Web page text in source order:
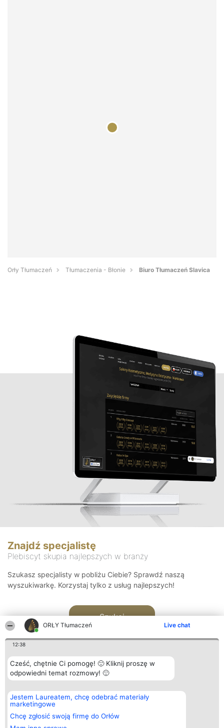
ORŁY Tłumaczeń Live chat
12:38
Cześć, chętnie Ci pomogę! 🙂 Kliknij proszę w
odpowiedni temat rozmowy! 🙂
Jestem Laureatem, chcę odebrać materiały
marketingowe
Chcę zgłosić swoją firmę do Orłów
Orły Tłumaczeń Tłumaczenia - Błonie Biuro Tłumaczeń Slavica
Znajdź specjalistę
Plebiscyt skupia najlepszych w branży
Szukasz specjalisty w pobliżu Ciebie? Sprawdź naszą
wyszukiwarkę. Korzystaj tylko z usług najlepszych!
Szukaj
Organizator plebiscytu
Bright Side Solutions sp. z o.
o. sp. k.
ul. Ruska 22
Wrocław 50-079
Plebiscyt
Laureaci
wszystkich
Laureatów
Kontakt
Kontakt